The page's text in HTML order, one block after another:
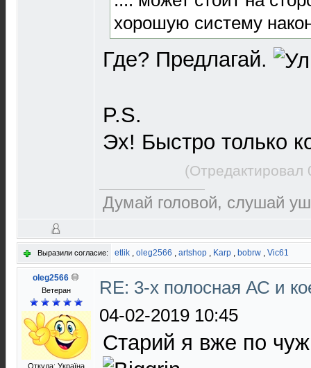
хорошую систему
Где? Предлагай.
P.S.
Эх! Быстро только
Думай головой, слушай
Выразили согласие: etlik , oleg2566 , artshop , Karp , bobrw , Vic61
oleg2566
Ветеран
Откуда: Україна
RE: 3-х полосная АС и
04-02-2019 10:45
Старий я вже по